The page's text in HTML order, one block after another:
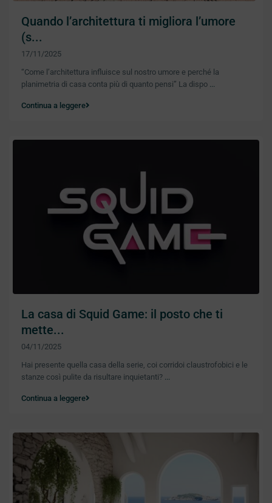
Quando l’architettura ti migliora l’umore
(s...
17/11/2025
“Come l’architettura influisce sul nostro umore e perché la
planimetria di casa conta più di quanto pensi” La dispo
Continua a leggere
La casa di Squid Game: il posto che ti
mette...
04/11/2025
Hai presente quella casa della serie, coi corridoi claustrofobici e le
stanze così pulite da risultare inquietanti?
Continua a leggere